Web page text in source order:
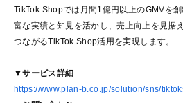
TikTok Shopでは月間1億円以上のGMVを
富な実績と知見を活かし、売上向上を見据
つながるTikTok Shop活用を実現します。
▼サービス詳細
https://www.plan-b.co.jp/solution/sns/